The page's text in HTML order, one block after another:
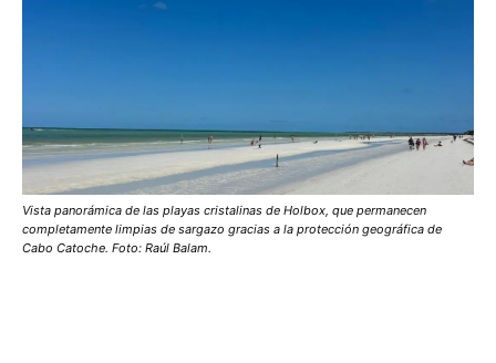
Vista panorámica de las playas cristalinas de Holbox, que permanecen
completamente limpias de sargazo gracias a la protección geográfica de
Cabo Catoche. Foto: Raúl Balam.